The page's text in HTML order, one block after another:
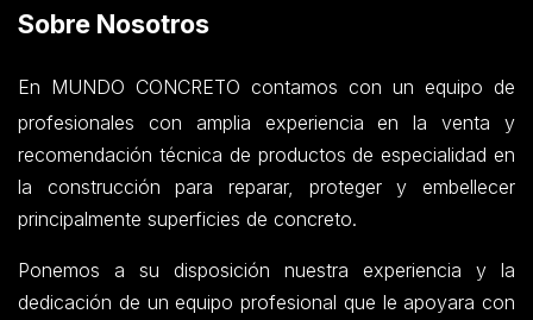
Sobre Nosotros
En MUNDO CONCRETO contamos con un equipo de
profesionales con amplia experiencia en la venta y
recomendación técnica de productos de especialidad en
la construcción para reparar, proteger y embellecer
principalmente superficies de concreto.
Ponemos a su disposición nuestra experiencia y la
dedicación de un equipo profesional que le apoyara con